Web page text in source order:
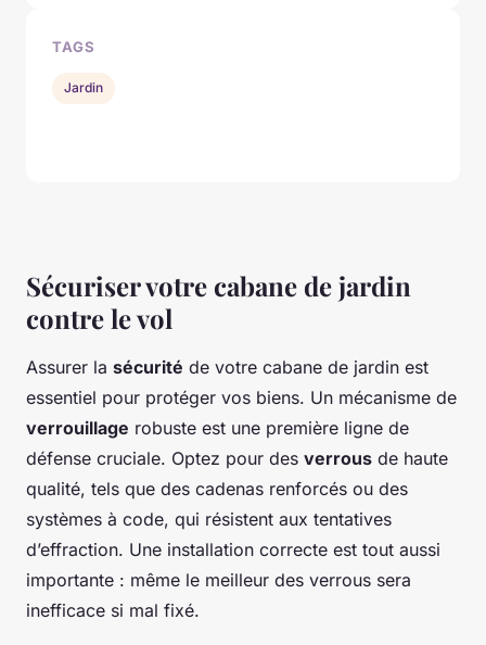
Sécuriser votre cabane de jardin
contre le vol
Assurer la sécurité de votre cabane de jardin est
essentiel pour protéger vos biens. Un mécanisme de
verrouillage robuste est une première ligne de
défense cruciale. Optez pour des verrous de haute
qualité, tels que des cadenas renforcés ou des
systèmes à code, qui résistent aux tentatives
d’effraction. Une installation correcte est tout aussi
importante : même le meilleur des verrous sera
inefficace si mal fixé.
TAGS
Jardin